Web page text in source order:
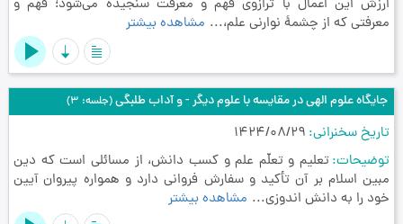
ارزش این اعمال با ترازوی فهم و معرفت سنجیده می‌شود؛ فهم و
معرفتی که از چشمۀ نوارنی علم،... مشاهده بیشتر
جایگاه علوم الهی در مقایسه با علوم دیگر - و آداب طلبگی(جلسه: 3)
تاریخ سخنرانی 1424/08/29
توضیحات تعلیم و تعلّم علم و کسب دانش، از مسائلی است که دین
مبین اسلام بر آن تأکید و سفارش فروانی دارد و همواره پیروان آیین
خود را به دانش اندوزی... مشاهده بیشتر